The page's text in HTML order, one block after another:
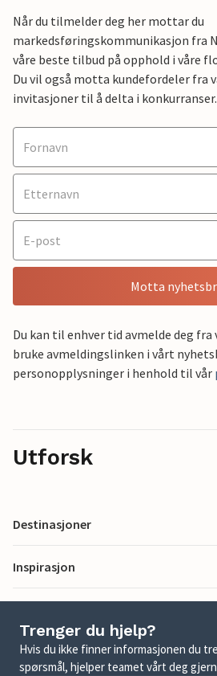
Når du tilmelder deg her mottar du
markedsføringskommunikasjon fra
våre beste tilbud på opphold i våre
Du vil også motta kundefordeler fra
invitasjoner til å delta i konkurranser.
Motta
Du kan til enhver tid avmelde deg fra
bruke avmeldingslinken i vårt
personopplysninger i henhold til vår
Utforsk
Destinasjoner
Inspirasjon
Trenger du hjelp?
Hvis du ikke finner informasjonen du
spørsmål, hjelper teamet vårt deg